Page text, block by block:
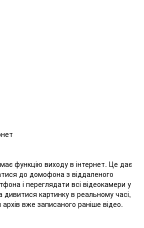
функцію виходу в інтернет. Це дає
до домофона з віддаленого
і переглядати всі відеокамери у
картинку в реальному часі,
вже записаного раніше відео.